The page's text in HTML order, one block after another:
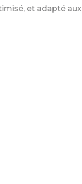
et adapté aux